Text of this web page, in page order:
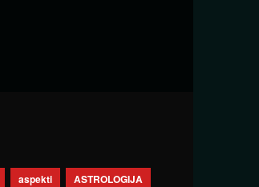
aspekti
ASTROLOGIJA